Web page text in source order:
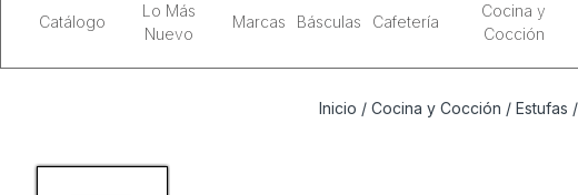
Catálogo
Lo Más
Nuevo
Marcas Básculas Cafetería
Cocina y
Cocción
Inicio / Cocina y Cocción / Estufas /